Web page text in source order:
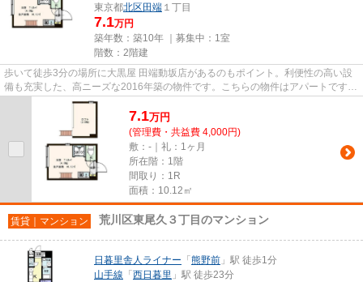
東京都北区 田端 １丁目
7.1万円
築年数：築10年 ｜募集中： 1室
階数：2階建
歩いて徒歩3分の場所に大黒屋 田端動坂店があるのもポイント。利便性の高い設
備も充実した、高ニーズな2016年築の物件です。こちらの物件はアパートです。
2駅利用できる立地となってい...
7.1万円
(管理費・共益費 4,000円)
敷：-｜礼：1ヶ月
所在階：1階
間取り：1R
面積：10.12㎡
賃貸｜マンション 荒川区東尾久３丁目のマンション
日暮里舎人ライナー 「 熊野前 」駅 徒歩1分
山手線 「 西日暮里 」駅 徒歩23分